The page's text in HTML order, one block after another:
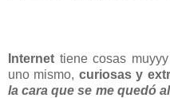
Internet tiene cosas
uno mismo, curiosas y
la cara que se me quedó